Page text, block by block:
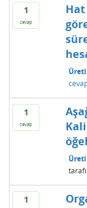
1
cevap
1
cevap
1